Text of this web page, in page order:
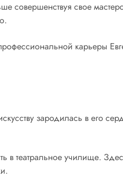
совершенствуя свое
карьеры
зародилась в его
в театральное училище.